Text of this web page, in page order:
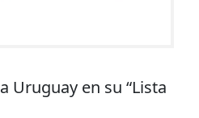
Uruguay en su “Lista